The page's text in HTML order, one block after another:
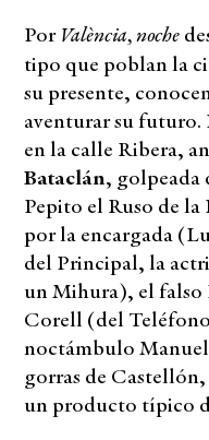
Por València, noche
tipo que poblan la
su presente,
aventurar su
en la calle Ribera,
Bataclán, golpeada
Pepito el Ruso de la
por la encargada
del Principal, la
un Mihura), el falso
Corell (del
noctámbulo
gorras de
un producto típico